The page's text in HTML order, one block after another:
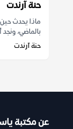
حنة آرندت
ماذا يحدث حين
بالماضي،
حنة آرندت
عن مكتبة